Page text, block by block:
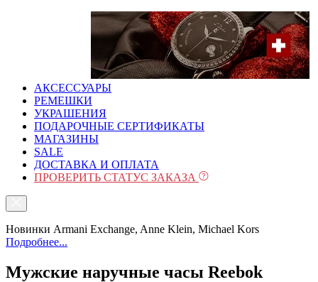
АКСЕССУАРЫ
РЕМЕШКИ
УКРАШЕНИЯ
ПОДАРОЧНЫЕ СЕРТИФИКАТЫ
МАГАЗИНЫ
SALE
ДОСТАВКА И ОПЛАТА
ПРОВЕРИТЬ СТАТУС ЗАКАЗА
Новинки Armani Exchange, Anne Klein, Michael Kors
Подробнее...
Мужские наручные часы Reebok